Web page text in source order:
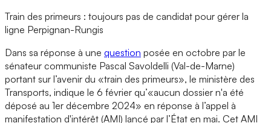
Train des primeurs : toujours pas de candidat pour gérer la
ligne Perpignan-Rungis
Dans sa réponse à une question posée en octobre par le
sénateur communiste Pascal Savoldelli (Val-de-Marne)
portant sur l’avenir du «train des primeurs», le ministère des
Transports, indique le 6 février qu’«aucun dossier n'a été
déposé au 1er décembre 2024» en réponse à l’appel à
manifestation d'intérêt (AMI) lancé par l’État en mai. Cet AMI